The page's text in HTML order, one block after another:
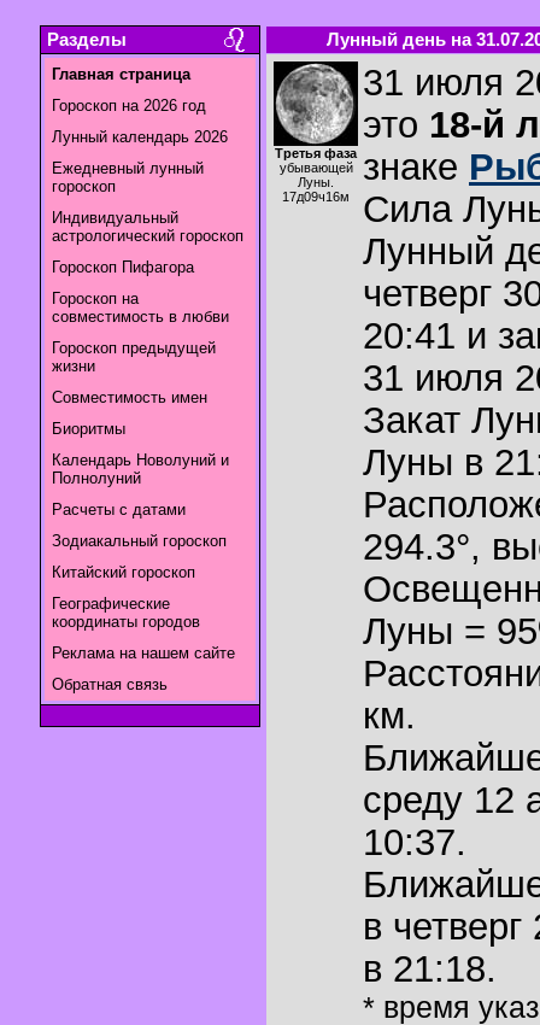
Разделы
Главная страница
Гороскоп на 2026 год
Лунный календарь 2026
Ежедневный лунный
гороскоп
Индивидуальный
астрологический гороскоп
Гороскоп Пифагора
Гороскоп на
совместимость в любви
Гороскоп предыдущей
жизни
Совместимость имен
Биоритмы
Календарь Новолуний и
Полнолуний
Расчеты с датами
Зодиакальный гороскоп
Китайский гороскоп
Географические
координаты городов
Реклама на нашем сайте
Обратная связь
Лунный день на
Третья фаза
убывающей
Луны.
17д09ч16м
31 июля
это 18-й
знаке
Сила
Лунный
четверг
20:41 и
31 июля
Закат
Луны в
294.3°,
Луны =
км.
среду 12
10:37.
в четверг
в 21:18.
* время